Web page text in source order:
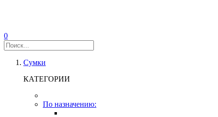
0
Сумки
КАТЕГОРИИ
По назначению: